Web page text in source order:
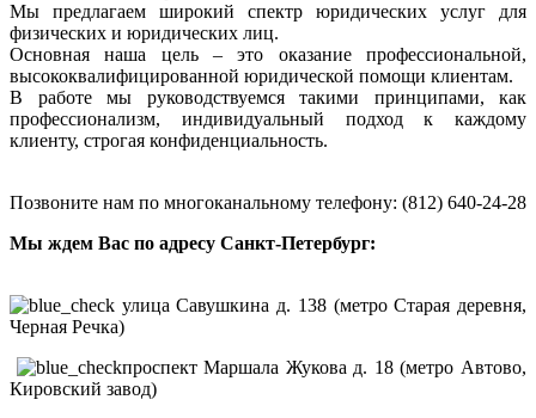
Мы предлагаем широкий спектр юридических услуг для
физических и юридических лиц.
Основная наша цель – это оказание профессиональной,
высококвалифицированной юридической помощи клиентам.
В работе мы руководствуемся такими принципами, как
профессионализм, индивидуальный подход к каждому
клиенту, строгая конфиденциальность.
Позвоните нам по многоканальному телефону: (812) 640-24-28
Мы ждем Вас по адресу Санкт-Петербург:
улица Савушкина д. 138 (метро Старая деревня,
Черная Речка)
проспект Маршала Жукова д. 18 (метро Автово,
Кировский завод)